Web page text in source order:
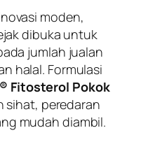
moden,
dibuka untuk
jumlah jualan
halal. Formulasi
Fitosterol Pokok
sihat, peredaran
mudah diambil.